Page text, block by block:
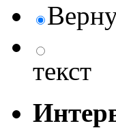
текст